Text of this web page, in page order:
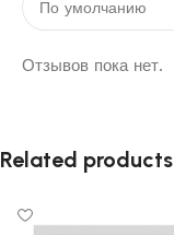
Отзывов пока нет.
Related products